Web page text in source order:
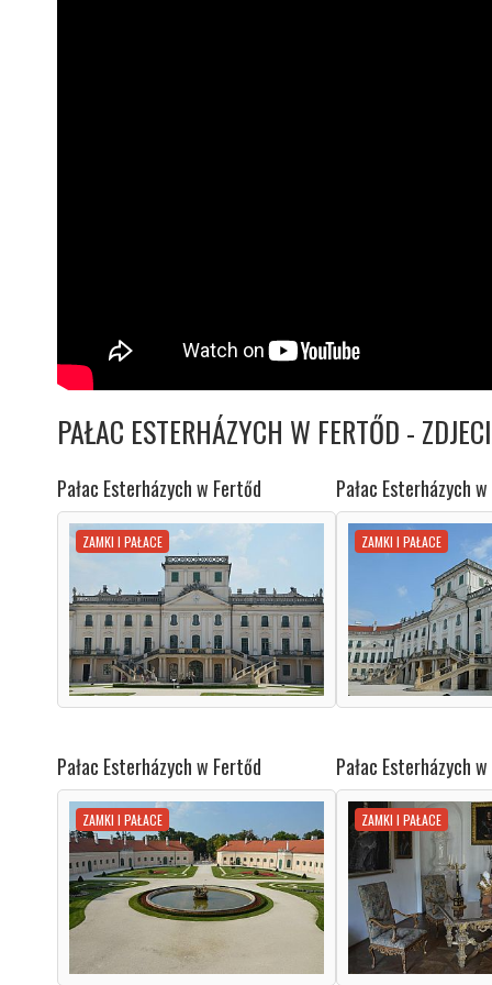
PAŁAC ESTERHÁZYCH W FERTŐD -
Pałac Esterházych w Fertőd
ZAMKI I PAŁACE
Pałac Esterházych
ZAMKI I PAŁACE
Pałac Esterházych w Fertőd
ZAMKI I PAŁACE
Pałac Esterházych
ZAMKI I PAŁACE